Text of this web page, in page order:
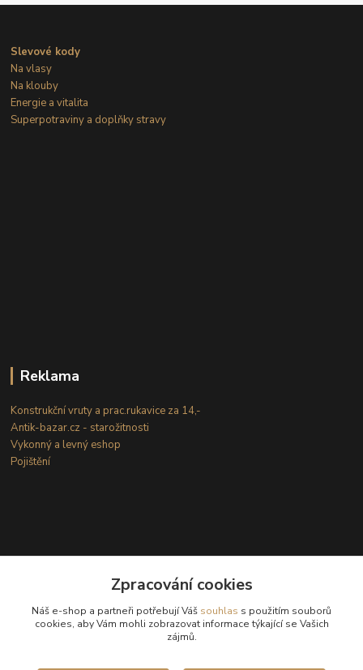
Slevové kody
Na vlasy
Na klouby
Energie a vitalita
Superpotraviny a doplňky stravy
Reklama
Konstrukční vruty a prac.rukavice za 14,-
Antik-bazar.cz - starožitnosti
Vykonný a levný eshop
Pojištění
Kontakty
Zpracování cookies
Náš e-shop a partneři potřebují Váš souhlas s použitím souborů
cookies, aby Vám mohli zobrazovat informace týkající se Vašich
zájmů.